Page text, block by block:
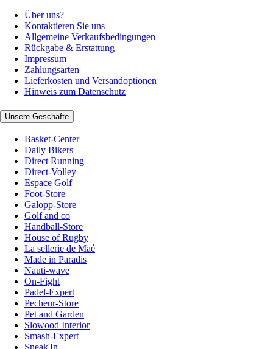
Über uns?
Kontaktieren Sie uns
Allgemeine Verkaufsbedingungen
Rückgabe & Erstattung
Impressum
Zahlungsarten
Lieferkosten und Versandoptionen
Hinweis zum Datenschutz
Unsere Geschäfte
Basket-Center
Daily Bikers
Direct Running
Direct-Volley
Espace Golf
Foot-Store
Galopp-Store
Golf and co
Handball-Store
House of Rugby
La sellerie de Maé
Made in Paradis
Nauti-wave
On-Fight
Padel-Expert
Pecheur-Store
Pet and Garden
Slowood Interior
Smash-Expert